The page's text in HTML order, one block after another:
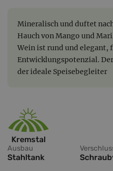
Mineralisch und duftet
Hauch von Mango und
Wein ist rund und elegant,
Entwicklungspotenzial.
der ideale Speisebegleiter
Kremstal
Ausbau
Stahltank